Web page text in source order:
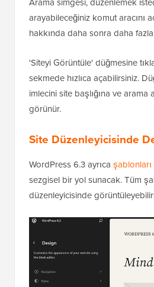
arayabileceğiniz komut aracını
hakkında daha sonra daha
'Siteyi Görüntüle' düğmesine
sekmede hızlıca açabilirsiniz.
imlecini site başlığına ve arama
görünür.
Site Düzenleyicisinde
WordPress 6.3 ayrıca şablonları
sezgisel bir yol sunacak. Tüm
düzenleyicisinde